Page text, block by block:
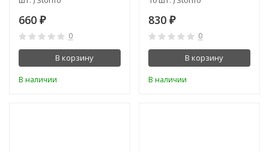
660 ₽
0
В корзину
В наличии
830 ₽
0
В корзину
В наличии